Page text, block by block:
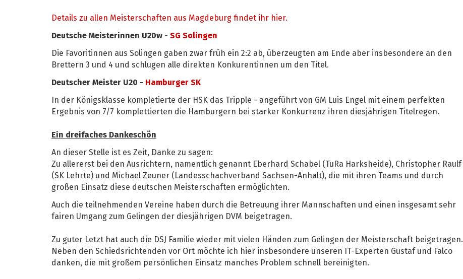
Details zu allen Meisterschaften aus Magdeburg findet ihr hier.
Deutsche Meisterinnen U20w - SG Solingen
Die Favoritinnen aus Solingen gaben zwar früh ein 2:2 ab, überzeugten am Ende aber insbesondere an den
Brettern 3 und 4 und schlugen alle direkten Konkurentinnen um den Titel.
Deutscher Meister U20 - Hamburger SK
In der Königsklasse kompletierte der HSK das Tripple - angeführt von GM Luis Engel mit einem perfekten
Ergebnis von 7/7 komplettierten die Hamburgern bei starker Konkurrenz ihren diesjährigen Titelregen.
Ein dreifaches Dankeschön
An dieser Stelle ist es Zeit, Danke zu sagen:
Zu allererst bei den Ausrichtern, namentlich genannt Eberhard Schabel (TuRa Harksheide), Christopher Raulf
(SK Lehrte) und Michael Zeuner (Landesschachverband Sachsen-Anhalt), die mit ihren Teams und durch
großen Einsatz diese deutschen Meisterschaften ermöglichten.
Auch die teilnehmenden Vereine haben durch die Betreuung ihrer Mannschaften und einen insgesamt sehr
fairen Umgang zum Gelingen der diesjährigen DVM beigetragen.
Zu guter Letzt hat auch die DSJ Familie wieder mit vielen Händen zum Gelingen der Meisterschaft beigetragen.
Neben den Schiedsrichtenden vor Ort möchte ich hier insbesondere unseren IT-Experten Gustaf und Falco
danken, die mit großem persönlichen Einsatz manches Problem schnell bereinigten.